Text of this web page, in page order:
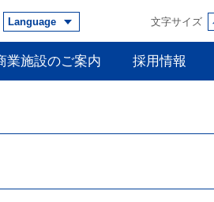
Language 文字サイズ
業施設のご案内 採用情報